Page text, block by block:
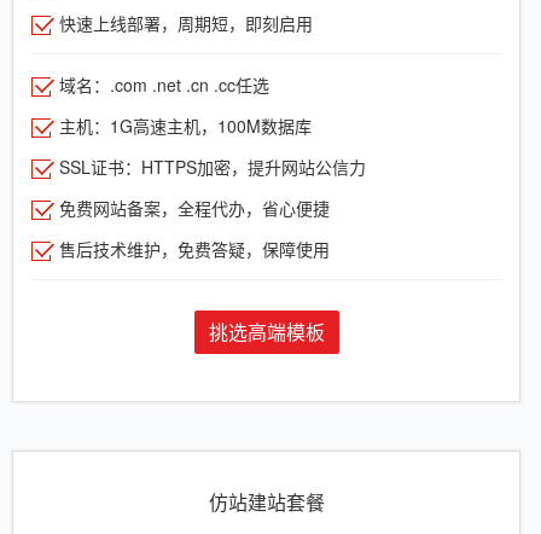
快速上线部署，周期短，即刻启用
域名：.com .net .cn .cc任选
主机：1G高速主机，100M数据库
SSL证书：HTTPS加密，提升网站公信力
免费网站备案，全程代办，省心便捷
售后技术维护，免费答疑，保障使用
挑选高端模板
仿站建站套餐